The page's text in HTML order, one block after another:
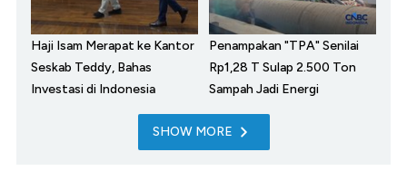
Haji Isam Merapat ke Kantor
Seskab Teddy, Bahas
Investasi di Indonesia
Penampakan "TPA" Senilai
Rp1,28 T Sulap 2.500 Ton
Sampah Jadi Energi
SHOW MORE